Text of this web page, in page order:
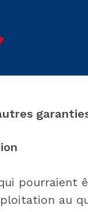
pourraient
au